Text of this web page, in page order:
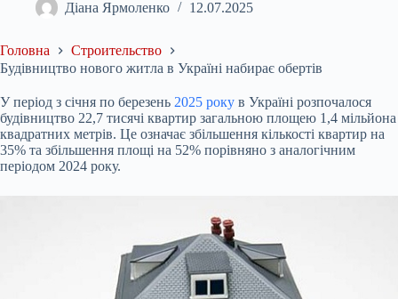
Діана Ярмоленко 12.07.2025
Головна
Строительство
Будівництво нового житла в Україні набирає обертів
У період з січня по березень 2025 року в Україні розпочалося
будівництво 22,7 тисячі квартир загальною площею 1,4 мільйона
квадратних метрів. Це означає збільшення кількості квартир на
35% та збільшення площі на 52% порівняно з аналогічним
періодом 2024 року.